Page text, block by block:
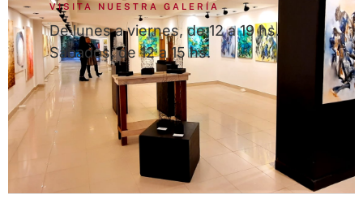
VISITA NUESTRA GALERÍA
De lunes a viernes, de 12 a 19 hs.
Sábados, de 12 a 15 hs.